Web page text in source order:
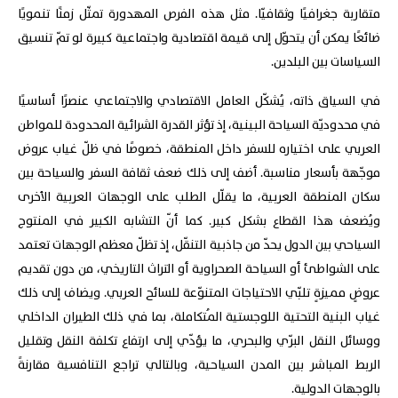
متقاربة جغرافيًا وثقافيّا. مثل هذه الفرص المهدورة تمثّل زمنًا تنمويًا
ضائعًا يمكن أن يتحوّل إلى قيمة اقتصادية واجتماعية كبيرة لو تمّ تنسيق
السياسات بين البلدين.
في السياق ذاته، يُشكّل العامل الاقتصادي والاجتماعي عنصرًا أساسيًا
في محدوديّة السياحة البينية، إذ تؤثر القدرة الشرائية المحدودة للمواطن
العربي على اختياره للسفر داخل المنطقة، خصوصًا في ظلّ غياب عروض
موجّهة بأسعار مناسبة. أضف إلى ذلك ضعف ثقافة السفر والسياحة بين
سكان المنطقة العربية، ما يقلّل الطلب على الوجهات العربية الأخرى
ويُضعف هذا القطاع بشكل كبير. كما أنّ التشابه الكبير في المنتوج
السياحي بين الدول يحدّ من جاذبية التنقّل، إذ تظلّ معظم الوجهات تعتمد
على الشواطئ أو السياحة الصحراوية أو التراث التاريخي، من دون تقديم
عروضٍ مميزةٍ تلبّي الاحتياجات المتنوّعة للسائح العربي. ويضاف إلى ذلك
غياب البنية التحتية اللوجستية المُتكاملة، بما في ذلك الطيران الداخلي
ووسائل النقل البرّي والبحري، ما يؤدّي إلى ارتفاع تكلفة النقل وتقليل
الربط المباشر بين المدن السياحية، وبالتالي تراجع التنافسية مقارنةً
بالوجهات الدولية.